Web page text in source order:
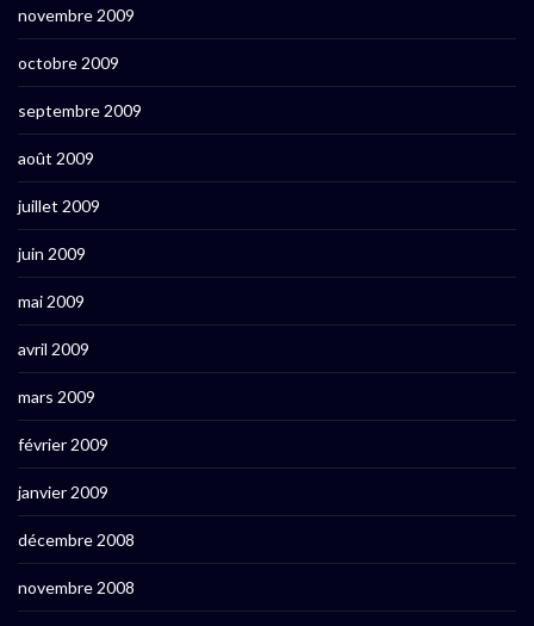
novembre 2009
octobre 2009
septembre 2009
août 2009
juillet 2009
juin 2009
mai 2009
avril 2009
mars 2009
février 2009
janvier 2009
décembre 2008
novembre 2008